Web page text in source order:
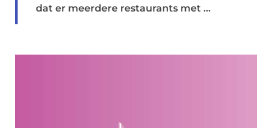
dat er meerdere restaurants met ...